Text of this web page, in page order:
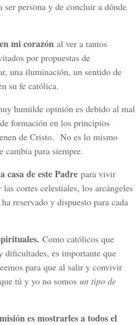
persona y de concluir a dónde
mi corazón al ver a tantos
por propuestas de
una iluminación, un sentido de
su fe católica.
humilde opinión es debido al mal
formación en los principios
de Cristo. No es lo mismo
para siempre.
casa de este Padre para vivir
cortes celestiales, los arcángeles
reservado y dispuesto para cada
Como católicos que
dificultades, es importante que
para que al salir y convivir
tú y yo no somos un tipo de
es mostrarles a todos el